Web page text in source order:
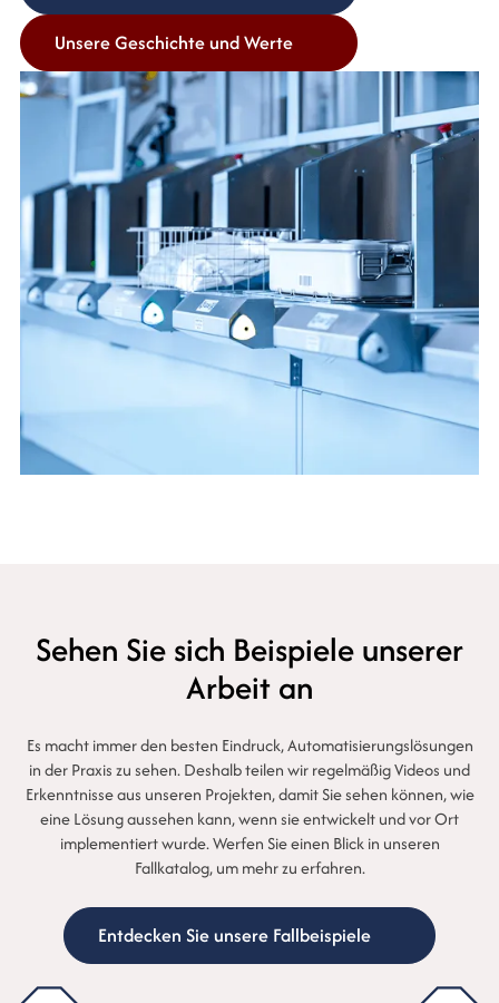
Unsere Geschichte und Werte
Sehen Sie sich Beispiele unserer
Arbeit an
Es macht immer den besten Eindruck, Automatisierungslösungen
in der Praxis zu sehen. Deshalb teilen wir regelmäßig Videos und
Erkenntnisse aus unseren Projekten, damit Sie sehen können, wie
eine Lösung aussehen kann, wenn sie entwickelt und vor Ort
implementiert wurde. Werfen Sie einen Blick in unseren
Fallkatalog, um mehr zu erfahren.
Entdecken Sie unsere Fallbeispiele